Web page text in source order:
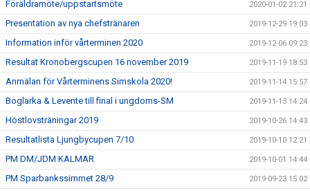
Föräldramöte/uppstartsmöte 2020-01-02 21:21
Presentation av nya chefstränaren 2019-12-29 19:03
Information inför vårterminen 2020 2019-12-06 09:23
Resultat Kronobergscupen 16 november 2019 2019-11-19 18:53
Anmälan för Vårterminens Simskola 2020! 2019-11-14 15:57
Boglarka & Levente till final i ungdoms-SM 2019-11-13 14:24
Höstlovsträningar 2019 2019-10-26 14:43
Resultatlista Ljungbycupen 7/10 2019-10-10 12:21
PM DM/JDM KALMAR 2019-10-01 14:44
PM Sparbankssimmet 28/9 2019-09-23 15:02